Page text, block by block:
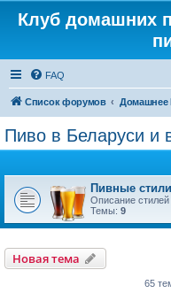
Клуб домашних
FAQ
Список форумов
Пиво в Беларуси и
Пивные
Описание стилей
Темы: 9
Новая тема
65